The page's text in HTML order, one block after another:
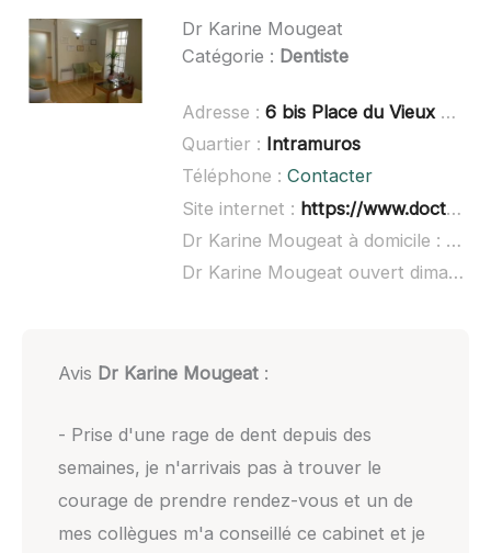
Dr Karine Mougeat
Catégorie : Dentiste
Adresse : 6 bis Place du Vieux Marché, 44350 Guérande
Quartier : Intramuros
Téléphone : Contacter
Site internet : https://www.doctolib.fr/dentiste/guerande/karine-mougeat
Dr Karine Mougeat à domicile :
non
Dr Karine Mougeat ouvert dimanche :
Avis Dr Karine Mougeat:
- Prise d'une rage de dent depuis des
semaines, je n'arrivais pas à trouver le
courage de prendre rendez-vous et un de
mes collègues m'a conseillé ce cabinet et je